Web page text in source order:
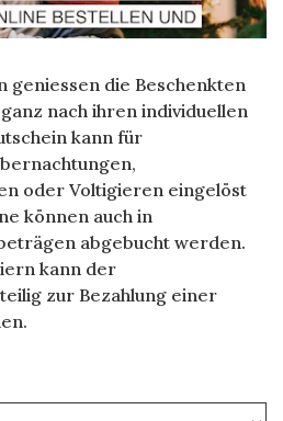
geniessen die Beschenkten
nach ihren individuellen
kann für
oder Voltigieren eingelöst
können auch in
abgebucht werden.
kann der
zur Bezahlung einer